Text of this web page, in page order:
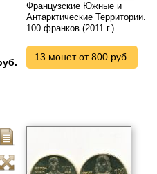
Французские Южные и
Антарктические Территории.
100 франков (2011 г.)
13 монет от 800 руб.